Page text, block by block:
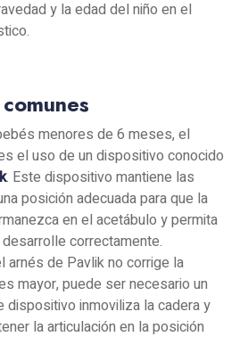
y la edad del niño en el
menores de 6 meses, el
el uso de un dispositivo conocido
. Este dispositivo mantiene las
posición adecuada para que la
en el acetábulo y permita
correctamente.
arnés de Pavlik no corrige la
mayor, puede ser necesario un
dispositivo inmoviliza la cadera y
la articulación en la posición